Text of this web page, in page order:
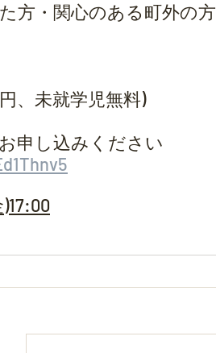
された方・関心のある町外の方
500円、未就学児無料)
)17:00